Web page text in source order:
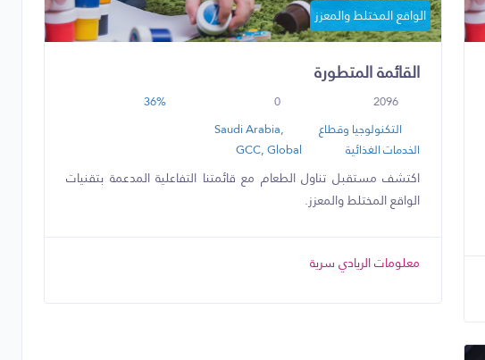
الواقع المختلط والمعزز
القائمة المتطورة
2096
0
36%
التكنولوجيا وقطاع
الخدمات الغذائية
Saudi Arabia,
GCC, Global
اكتشف مستقبل تناول الطعام مع قائمتنا التفاعلية المدعمة بتقنيات
الواقع المختلط والمعزز.
معلومات الريادي سرية